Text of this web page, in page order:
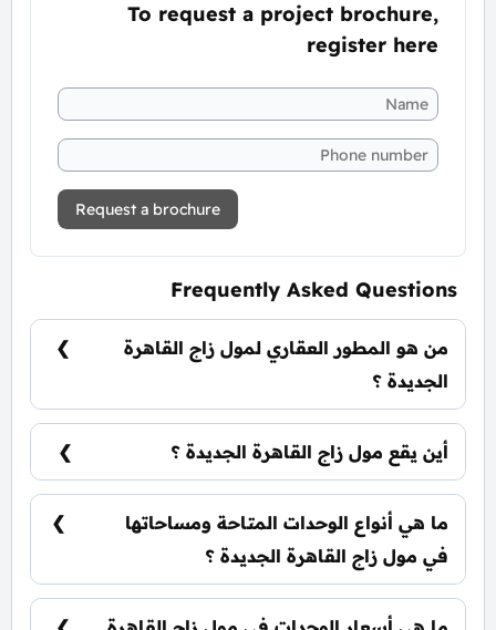
To request a project brochure,
register here
Request a brochure
Frequently Asked Questions
من هو المطور العقاري لمول زاج القاهرة
الجديدة ؟
شركة بايونيرز للتطوير العقاري PRE Developments.
أين يقع مول زاج القاهرة الجديدة ؟
يقع مول زاج القاهرة الجديدة في قلب منطقة التجمع
الخامس بداخل كمبوند ايفوري ايست.
ما هي أنواع الوحدات المتاحة ومساحاتها
في مول زاج القاهرة الجديدة ؟
يضم المول مجموعة متنوعة من الوحدات
الاستثمارية، تشمل محلات تجارية ومكاتب إدارية